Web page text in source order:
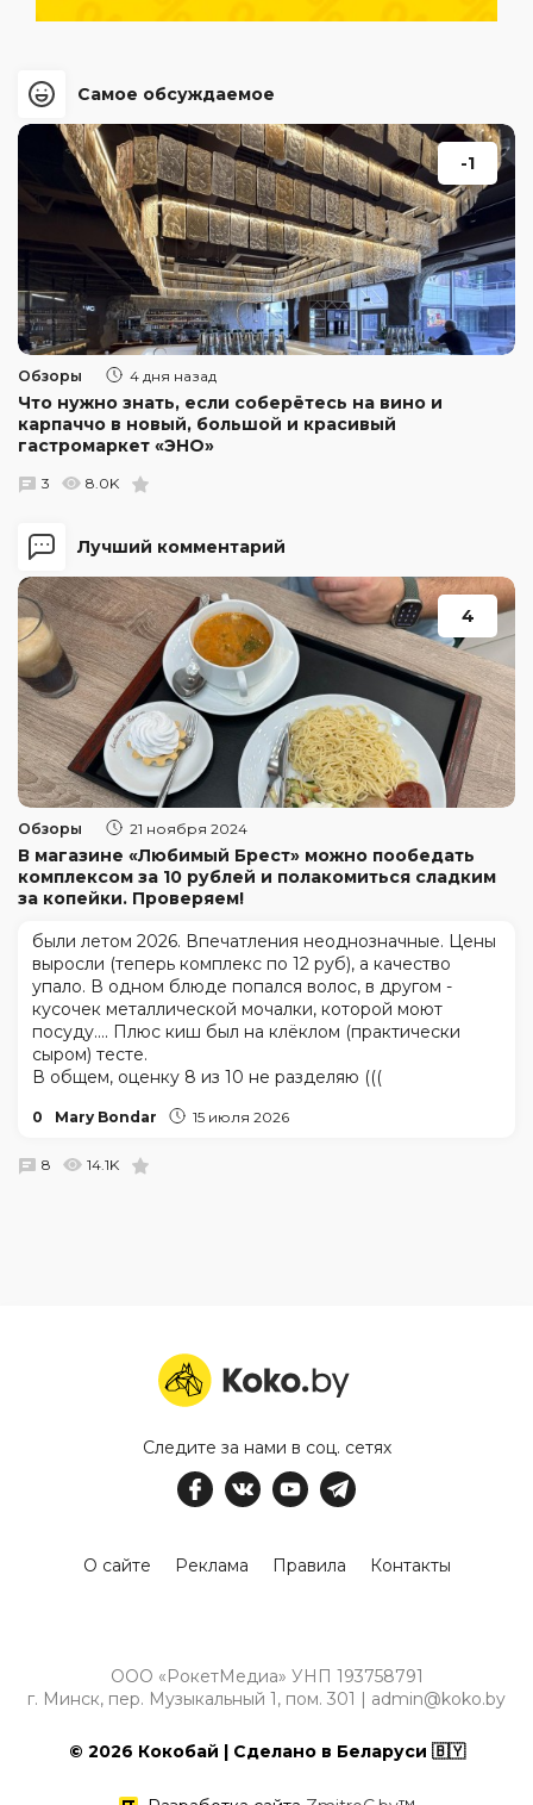
Лучший комментарий
4
Обзоры 21 ноября 2024
В магазине «Любимый Брест» можно пообедать
комплексом за 10 рублей и полакомиться сладким
за копейки. Проверяем!
были летом 2026. Впечатления неоднозначные. Цены
выросли (теперь комплекс по 12 руб), а качество
упало. В одном блюде попался волос, в другом -
кусочек металлической мочалки, которой моют
посуду.... Плюс киш был на клёклом (практически
сыром) тесте.
В общем, оценку 8 из 10 не разделяю (((
0 Mary Bondar 15 июля 2026
8 14.1K
Самое обсуждаемое
-1
Обзоры 4 дня назад
Что нужно знать, если соберётесь на вино и
карпаччо в новый, большой и красивый
гастромаркет «ЭНО»
3 8.0K
Следите за нами в соц. сетях
О сайте Реклама Правила Контакты
ООО «РокетМедиа» УНП 193758791
г. Минск, пер. Музыкальный 1, пом. 301 | admin@koko.by
© 2026 Кокобай | Сделано в Беларуси 🇧🇾